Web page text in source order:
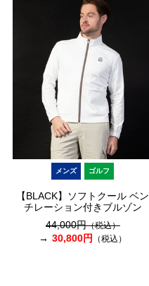
メンズ ゴルフ
【BLACK】ソフトクール ベン
チレーション付きブルゾン
44,000円（税込）
30,800円 （税込）